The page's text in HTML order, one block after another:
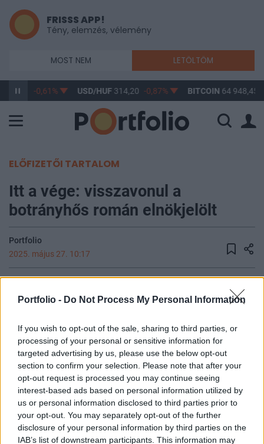
Portfolio - Do Not Process My Personal Information
If you wish to opt-out of the sale, sharing to third parties, or
processing of your personal or sensitive information for
targeted advertising by us, please use the below opt-out
section to confirm your selection. Please note that after your
opt-out request is processed you may continue seeing
interest-based ads based on personal information utilized by
us or personal information disclosed to third parties prior to
your opt-out. You may separately opt-out of the further
disclosure of your personal information by third parties on the
IAB’s list of downstream participants. This information may
FRISSS APP!
Tény, elemzés, vélemény
MOST NEM LETÖLTÖM
363,17 -0,61% USD/HUF314,20 -0,87% BITCOIN 64 948,45
ELŐFIZETŐI TARTALOM
Itt a vége: visszavonul a
botrányhős román elnökjelölt
Portfolio
2025. május 27. 10:17
Georgescu volt román elnökjelölt, miközben hat
nyomozás, köztük alkotmányos rend elleni
cselekményekre való felbujtással.
Hétfő este Facebook-oldalán közzétett videóban jelentette
be Călin Georgescu, hogy befejezi aktív politikai
pályafutását. A volt elnökjelölt, aki ellen jelenleg is
büntetőeljárás folyik, a felvételt a "történelmet csináltam,
nem politikát" gondolattal vezette fel - tudósított a